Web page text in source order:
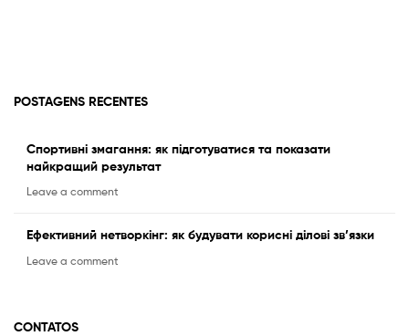
POSTAGENS RECENTES
Спортивні змагання: як підготуватися та показати
найкращий результат
Leave a comment
Ефективний нетворкінг: як будувати корисні ділові зв’язки
Leave a comment
CONTATOS